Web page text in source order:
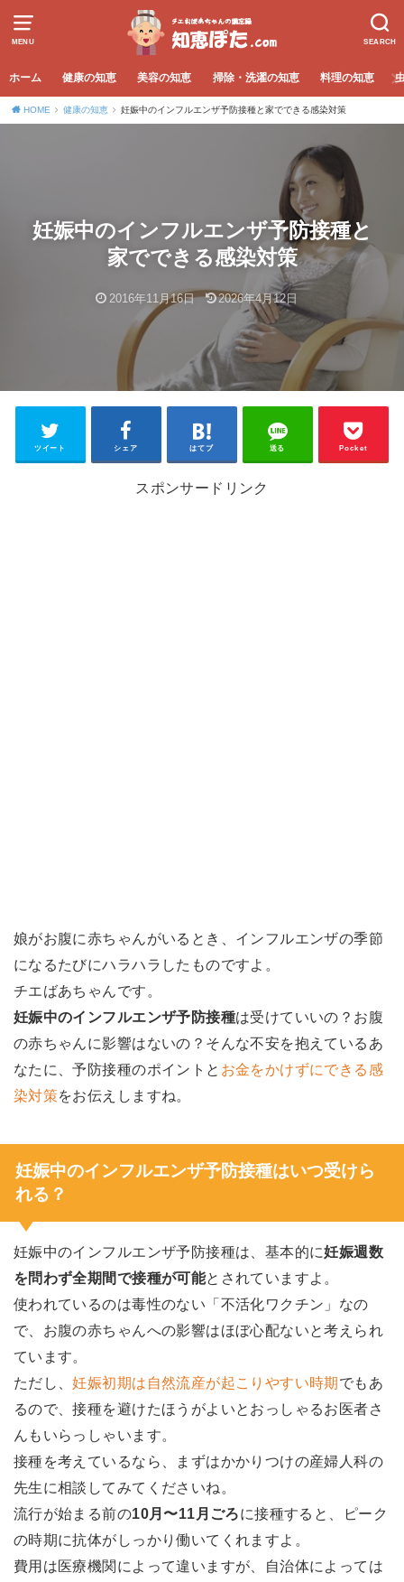
MENU SEARCH
ホーム 健康の知恵 美容の知恵 掃除・洗濯の知恵 料理の知恵
HOME 健康の知恵 妊娠中のインフルエンザ予防接種と家でできる感染対策
妊娠中のインフルエンザ予防接種と
家でできる感染対策
2016年11月16日 2026年4月12日
ツイート シェア はてブ 送る Pocket
スポンサードリンク
娘がお腹に赤ちゃんがいるとき、インフルエンザの季節
になるたびにハラハラしたものですよ。
チエばあちゃんです。
妊娠中のインフルエンザ予防接種は受けていいの？お腹
の赤ちゃんに影響はないの？そんな不安を抱えているあ
なたに、予防接種のポイントと お金をかけずにできる感
染対策をお伝えしますね。
妊娠中のインフルエンザ予防接種はいつ受けら
れる？
妊娠中のインフルエンザ予防接種は、基本的に妊娠週数
を問わず全期間で接種が可能とされていますよ。
使われているのは毒性のない「不活化ワクチン」なの
で、お腹の赤ちゃんへの影響はほぼ心配ないと考えられ
ています。
ただし、妊娠初期は自然流産が起こりやすい時期 でもあ
るので、接種を避けたほうがよいとおっしゃるお医者さ
んもいらっしゃいます。
接種を考えているなら、まずはかかりつけの産婦人科の
先生に相談してみてくださいね。
流行が始まる前の10月〜11月ごろに接種すると、ピーク
の時期に抗体がしっかり働いてくれますよ。
費用は医療機関によって違いますが、自治体によっては